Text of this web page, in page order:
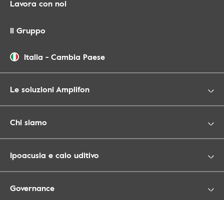
Lavora con noi
Il Gruppo
Italia - Cambia Paese
Le soluzioni Amplifon
Chi siamo
Ipoacusia e calo uditivo
Governance